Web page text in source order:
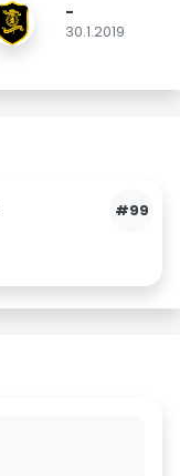
-
30.1.2019
#99